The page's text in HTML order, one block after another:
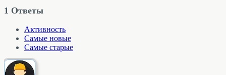
1 Ответы
Активность
Самые новые
Самые старые